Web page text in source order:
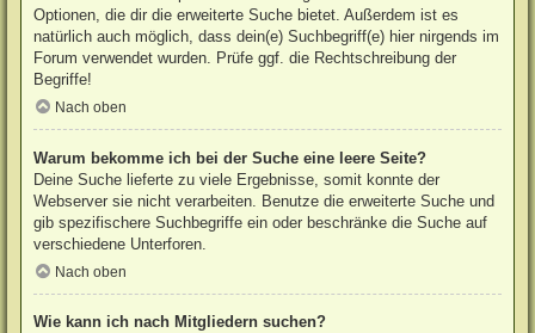
Optionen, die dir die erweiterte Suche bietet. Außerdem ist es
natürlich auch möglich, dass dein(e) Suchbegriff(e) hier nirgends im
Forum verwendet wurden. Prüfe ggf. die Rechtschreibung der
Begriffe!
Nach oben
Warum bekomme ich bei der Suche eine leere Seite?
Deine Suche lieferte zu viele Ergebnisse, somit konnte der
Webserver sie nicht verarbeiten. Benutze die erweiterte Suche und
gib spezifischere Suchbegriffe ein oder beschränke die Suche auf
verschiedene Unterforen.
Nach oben
Wie kann ich nach Mitgliedern suchen?